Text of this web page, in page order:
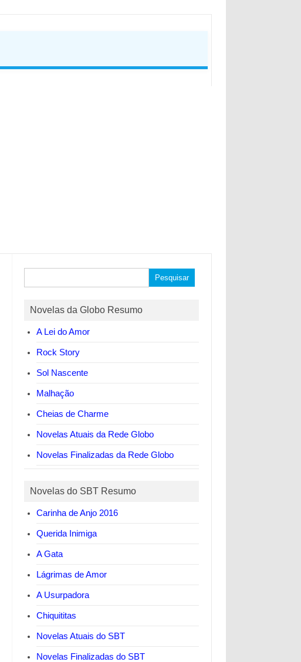
por:
Novelas da Globo Resumo
A Lei do Amor
Rock Story
Sol Nascente
Malhação
Cheias de Charme
Novelas Atuais da Rede Globo
Novelas Finalizadas da Rede Globo
Novelas do SBT Resumo
Carinha de Anjo 2016
Querida Inimiga
A Gata
Lágrimas de Amor
A Usurpadora
Chiquititas
Novelas Atuais do SBT
Novelas Finalizadas do SBT